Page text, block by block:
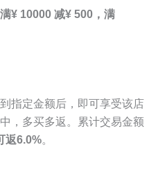
¥ 10000 减¥ 500，满
指定金额后，即可享受该店
，多买多返。累计交易金额
返6.0%。